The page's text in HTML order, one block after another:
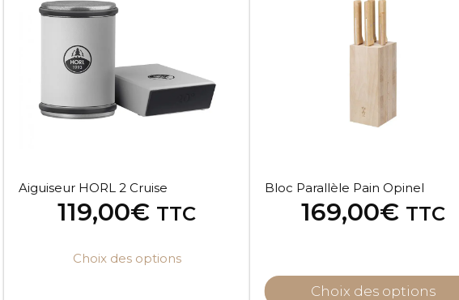
Aiguiseur HORL 2 Cruise
119,00€ TTC
Choix des options
Bloc Parallèle Pain Opinel
169,00€ TTC
Choix des options